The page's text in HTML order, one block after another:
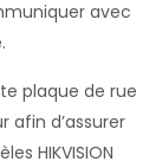
avec
plaque de rue
afin d’assurer
HIKVISION